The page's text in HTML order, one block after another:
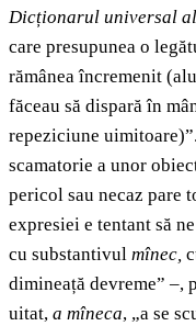
Dicționarul universal
care presupunea o
rămânea încremenit
făceau să dispară în
repeziciune
scamatorie a unor
pericol sau necaz pare
expresiei e tentant să
cu substantivul mînec,
dimineață devreme” –,
uitat, a mîneca, „a se